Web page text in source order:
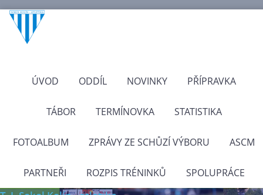
ÚVOD ODDÍL NOVINKY PŘÍPRAVKA
TÁBOR TERMÍNOVKA STATISTIKA
FOTOALBUM ZPRÁVY ZE SCHŮZÍ VÝBORU ASCM
PARTNEŘI ROZPIS TRÉNINKŮ SPOLUPRÁCE